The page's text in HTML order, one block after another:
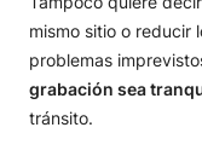
mismo sitio o reducir
problemas
grabación sea
tránsito.